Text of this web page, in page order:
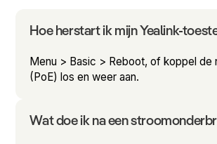
Hoe herstart ik mijn Yealink-
Menu > Basic > Reboot, of koppel de
(PoE) los en weer aan.
Wat doe ik na een